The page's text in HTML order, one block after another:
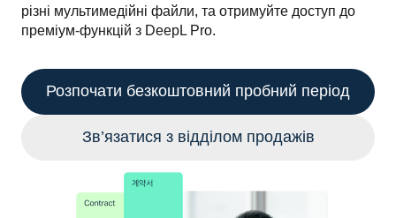
різні мультимедійні файли, та отримуйте доступ до
преміум-функцій з DeepL Pro.
Розпочати безкоштовний пробний період
Зв’язатися з відділом продажів